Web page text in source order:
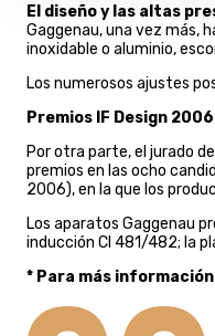
El diseño y las altas
Gaggenau, una vez más,
inoxidable o aluminio,
Los numerosos ajustes
Premios IF Design 2006
Por otra parte, el jurado
premios en las ocho
2006), en la que los
Los aparatos Gaggenau
inducción CI 481/482; la
* Para más